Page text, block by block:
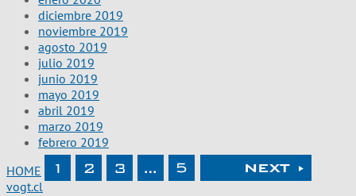
diciembre 2019
noviembre 2019
agosto 2019
julio 2019
junio 2019
mayo 2019
abril 2019
marzo 2019
febrero 2019
HOME
vogt.cl